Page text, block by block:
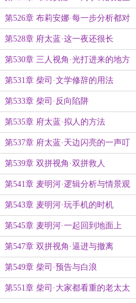
第526章 布莉安娜·每一步分析都对
了
第528章 府太蓝·这一夜还很长
第530章 三人视角·光打进来的地方
第531章 柴司·文学修辞的用法
第533章 柴司·反向陷阱
第535章 府太蓝·拟人的方法
第537章 府太蓝·天边闪亮的一声叮
第539章 双拼视角·双拼救人
第541章 麦明河·逻辑分析与情景观
察
第543章 麦明河·玩手机的时机
第545章 麦明河·一起回到地面上
第547章 双拼视角·逼进与撤离
第549章 柴司·预告与白浪
第551章 柴司·大家都看重的老太太